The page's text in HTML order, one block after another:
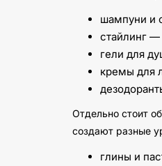
шампуни и
стайлинг
гели для
кремы для
Отдельно стоит
создают разные
глины и